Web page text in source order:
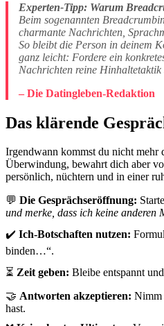
Experten-Tipp: Warum
Beim sogenannten
charmante Nachrichten,
So bleibt die Person in deinem
ganz leicht: Fordere ein
Nachrichten reine Hinhaltetaktik
– Die Datingleben-Redaktion
Das klärende
Irgendwann kommst du nicht mehr
Überwindung, bewahrt dich aber
persönlich, nüchtern und in einer
💬 Die Gesprächseröffnung:
und merke, dass ich keine anderen
✔️ Ich-Botschaften nutzen:
binden…“.
⏳ Zeit geben: Bleibe entspannt
🤝 Antworten akzeptieren: Nimm
hast.